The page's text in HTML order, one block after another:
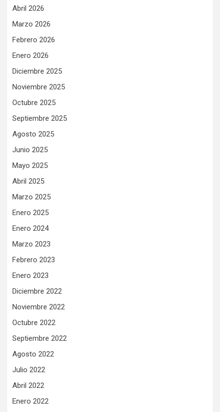
Abril 2026
Marzo 2026
Febrero 2026
Enero 2026
Diciembre 2025
Noviembre 2025
Octubre 2025
Septiembre 2025
Agosto 2025
Junio 2025
Mayo 2025
Abril 2025
Marzo 2025
Enero 2025
Enero 2024
Marzo 2023
Febrero 2023
Enero 2023
Diciembre 2022
Noviembre 2022
Octubre 2022
Septiembre 2022
Agosto 2022
Julio 2022
Abril 2022
Enero 2022